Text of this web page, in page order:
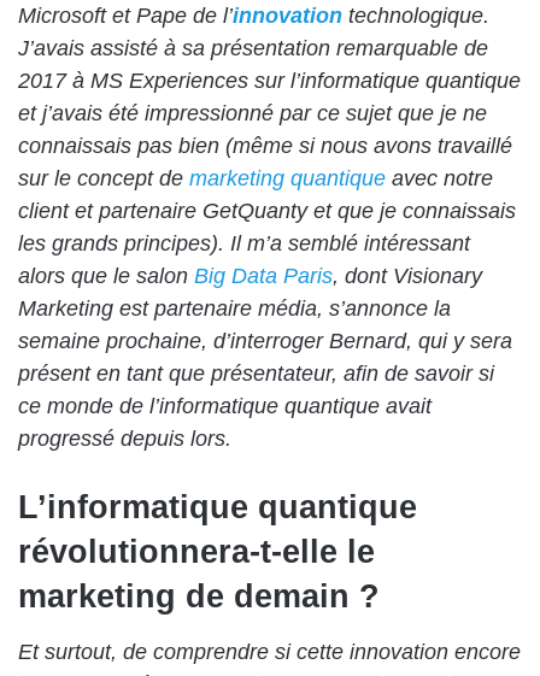
Microsoft et Pape de l’innovation technologique.
J’avais assisté à sa présentation remarquable de
2017 à MS Experiences sur l’informatique quantique
et j’avais été impressionné par ce sujet que je ne
connaissais pas bien (même si nous avons travaillé
sur le concept de marketing quantique avec notre
client et partenaire GetQuanty et que je connaissais
les grands principes). Il m’a semblé intéressant
alors que le salon Big Data Paris, dont Visionary
Marketing est partenaire média, s’annonce la
semaine prochaine, d’interroger Bernard, qui y sera
présent en tant que présentateur, afin de savoir si
ce monde de l’informatique quantique avait
progressé depuis lors.
L’informatique quantique
révolutionnera-t-elle le
marketing de demain ?
Et surtout, de comprendre si cette innovation encore